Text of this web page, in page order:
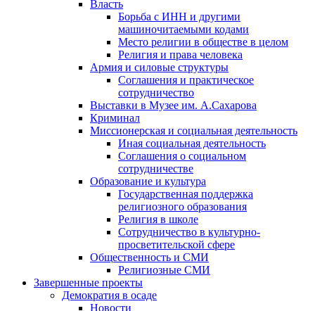
Власть
Борьба с ИНН и другими
машиночитаемыми кодами
Место религии в обществе в целом
Религия и права человека
Армия и силовые структуры
Соглашения и практическое
сотрудничество
Выставки в Музее им. А.Сахарова
Криминал
Миссионерская и социальная деятельность
Иная социальная деятельность
Соглашения о социальном
сотрудничестве
Образование и культура
Государственная поддержка
религиозного образования
Религия в школе
Сотрудничество в культурно-
просветительской сфере
Общественность и СМИ
Религиозные СМИ
Завершенные проекты
Демократия в осаде
Новости